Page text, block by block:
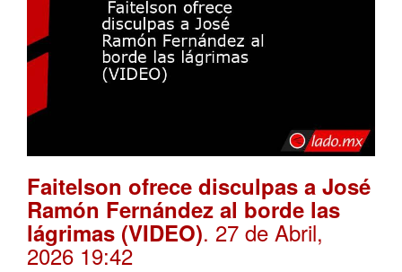
Faitelson ofrece disculpas a José
Ramón Fernández al borde las
lágrimas (VIDEO). 27 de Abril,
2026 19:42